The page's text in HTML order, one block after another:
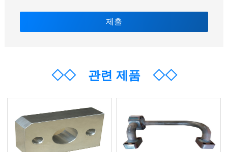
◇◇관련 제품 ◇◇